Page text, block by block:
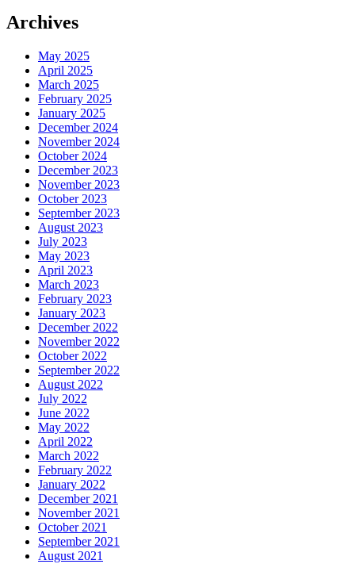
Archives
May 2025
April 2025
March 2025
February 2025
January 2025
December 2024
November 2024
October 2024
December 2023
November 2023
October 2023
September 2023
August 2023
July 2023
May 2023
April 2023
March 2023
February 2023
January 2023
December 2022
November 2022
October 2022
September 2022
August 2022
July 2022
June 2022
May 2022
April 2022
March 2022
February 2022
January 2022
December 2021
November 2021
October 2021
September 2021
August 2021